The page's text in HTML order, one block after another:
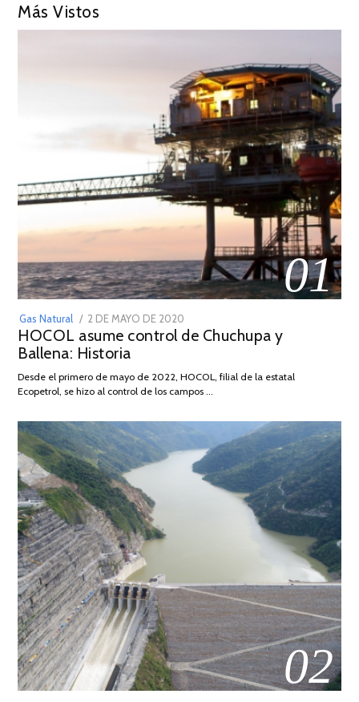
Más Vistos
01
Gas Natural
POSTED
ON
2 DE MAYO DE 2020
DE
2026
HOCOL asume control de Chuchupa y
Ballena: Historia
Desde el primero de mayo de 2022, HOCOL, filial de la estatal
Ecopetrol, se hizo al control de los campos …
02